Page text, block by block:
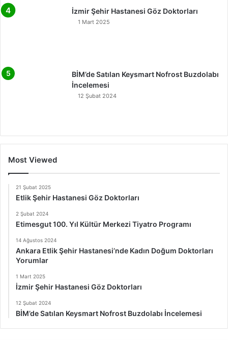
İzmir Şehir Hastanesi Göz Doktorları
1 Mart 2025
BİM’de Satılan Keysmart Nofrost Buzdolabı
İncelemesi
12 Şubat 2024
Most Viewed
21 Şubat 2025
Etlik Şehir Hastanesi Göz Doktorları
2 Şubat 2024
Etimesgut 100. Yıl Kültür Merkezi Tiyatro Programı
14 Ağustos 2024
Ankara Etlik Şehir Hastanesi’nde Kadın Doğum Doktorları
Yorumlar
1 Mart 2025
İzmir Şehir Hastanesi Göz Doktorları
12 Şubat 2024
BİM’de Satılan Keysmart Nofrost Buzdolabı İncelemesi